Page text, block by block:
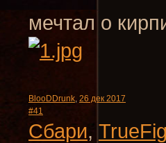
мечтал о
BlooDDrunk, 26 дек 2017
#41
Сбари,